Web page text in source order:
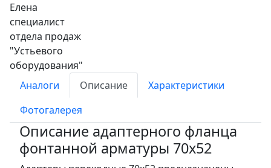
Аналоги Описание
Характеристики
Фотогалерея
Описание адаптерного фланца
фонтанной арматуры 70x52